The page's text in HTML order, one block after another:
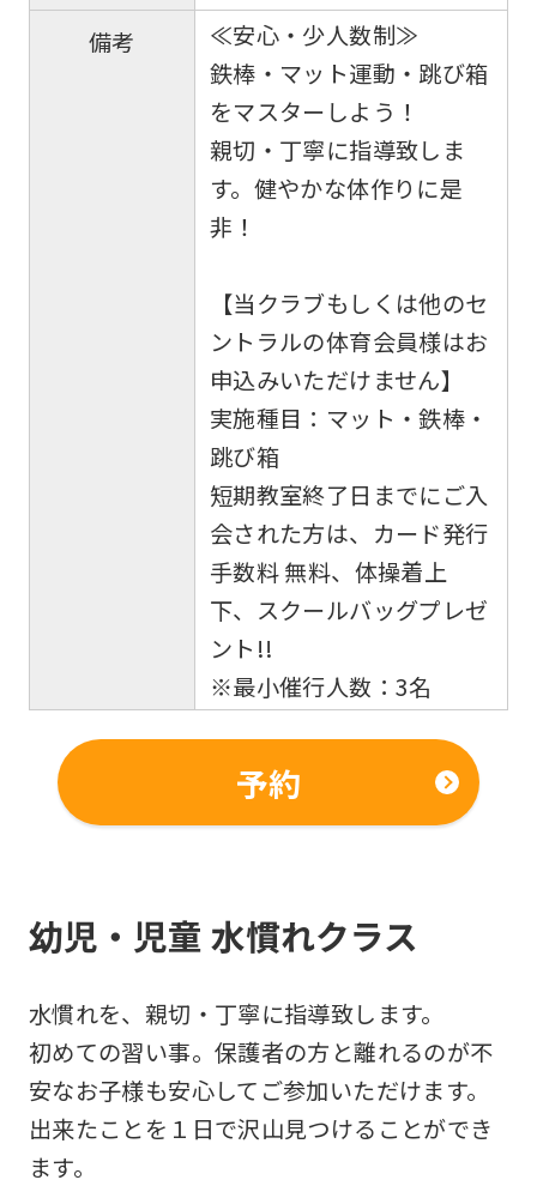
備考
≪安心・少人数制≫
鉄棒・マット運動・跳び箱
をマスターしよう！
親切・丁寧に指導致しま
す。健やかな体作りに是
非！
【当クラブもしくは他のセ
ントラルの体育会員様はお
申込みいただけません】
実施種目：マット・鉄棒・
跳び箱
短期教室終了日までにご入
会された方は、カード発行
手数料 無料、体操着上
下、スクールバッグプレゼ
ント!!
※最小催行人数：3名
予約
幼児・児童 水慣れクラス
水慣れを、親切・丁寧に指導致します。
初めての習い事。保護者の方と離れるのが不
安なお子様も安心してご参加いただけます。
出来たことを１日で沢山見つけることができ
ます。
into
English.
Click
the
link
below
automatic
translation)
to
return
to
the
top
page.
However,
if
you
use
an
automatic
translation
Japanese
of
this
website
will